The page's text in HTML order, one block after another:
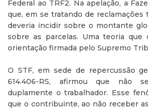
Federal ao TRF2. Na apelação, a
que, em se tratando de reclamações
deveria incidir sobre o montante
sobre as parcelas. Uma teoria que
orientação firmada pelo Supremo
O STF, em sede de repercussão
614.406-RS, afirmou que não
duplamente o trabalhador. Esse
que o contribuinte, ao não receber